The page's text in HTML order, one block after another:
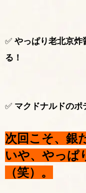
✅ やっぱり老北京炸
る！
✅ マクドナルドのポ
次回こそ、銀
いや、やっぱ
（笑）。